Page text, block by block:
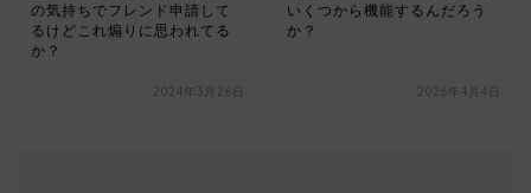
の気持ちでフレンド申請して
るけどこれ煽りに思われてる
か？
2024年3月26日
いくつから機能するんだろう
か？
2026年4月4日